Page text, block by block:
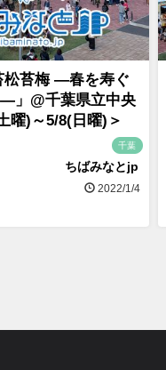
松苔梅 ―春を寿ぐ
」@千葉県立中央
曜)～5/8(日曜)＞
千葉
ちばみなとjp
2022/1/4